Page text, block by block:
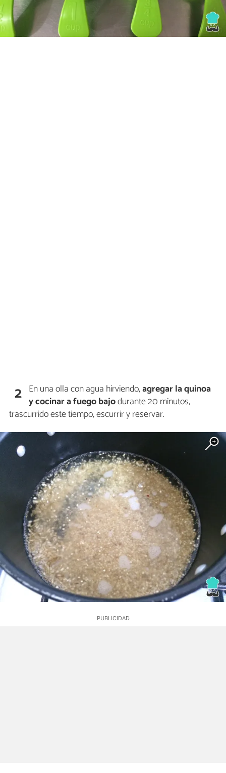
2 En una olla con agua hirviendo,agregar la quinoa
y cocinar a fuego bajodurante 20 minutos,
trascurrido este tiempo, escurrir y reservar.